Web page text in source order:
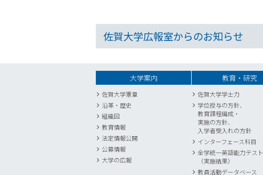
佐賀大学広報室からのお知らせ
大学案内
佐賀大学憲章
沿革・歴史
組織図
教育情報
法定情報公開
公募情報
大学の広報
教育・研究
佐賀大学学士力
学位授与の方針、
教育課程編成・
実施の方針、
入学者受入れの方針
インターフェース科目
全学統一英語能力テスト
（実施結果）
教員活動データベース